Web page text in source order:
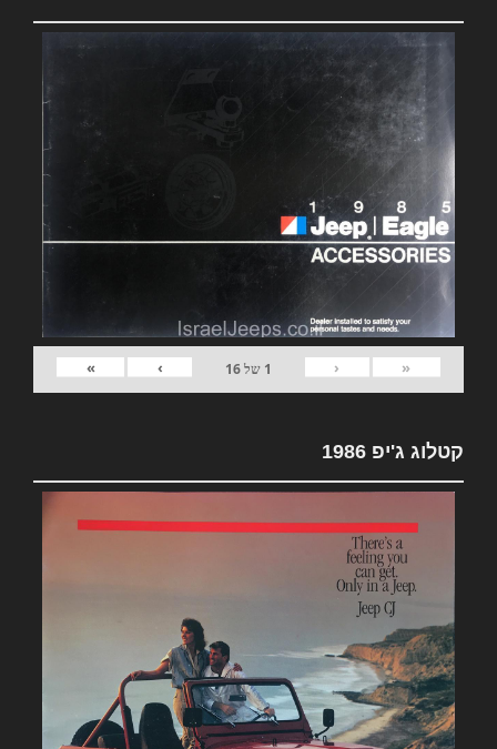
«
‹
1 של16
›
»
קטלוג ג'יפ 1986